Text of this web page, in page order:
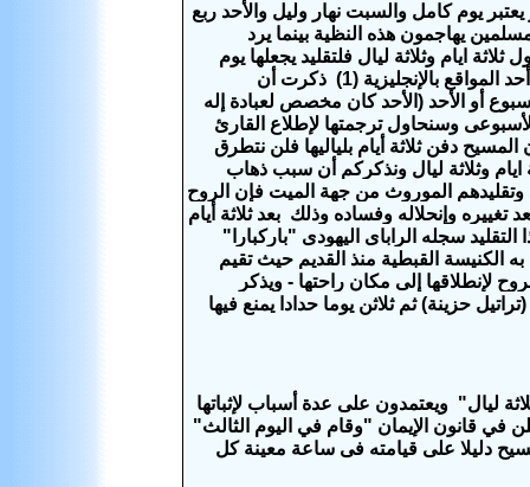
يوم كامل والسبت نهار وليل والأحد ربع
يهاجمون هذه النظية بينما يرد
ايام وثلاثة ليال فلتقليد يجعلها يوم
وليلتين فقط (ليلة الجمعة وليلة السبت) فكيف نوفق بين النظريتين وماذا نتبع؟ وفى أحد المواقع بالإنجليزية (1) ذكرت أن
أسبوع أو الأحد (الأحد كان مخصص لعبادة إله
الرب الأسبوعى وسنحاول ترجمتها لإطلاع القارئ
دفن ثلاثة أيام بلياليها فلن نتطرق
ايام وثلاثة ليال ونذكركم أن سبب ذهاب
الموروث من جهة الميت فإن الروح
وإنحلاله وفساده وذلك بعد ثلاثة أيام
سجله الراباى اليهودى "باركبارا"
القديم القديم تأخذ به الكنيسة القبطية منذ القديم حيث تقيم
لإنطلاقها إلى مكان راحتها - ويذكر
حزينة) ثم ثلاثن يوما حدادا يمنع فيها
ليال" ويعتمدون على عدة أسباب لإثباتها
بلسان يسوع عن ثلاثة أيام وثلاث ليال أى 72 ساعة (2) أننا نعلن في قانون الإيمان "وقام في اليوم الثالث"
دليلا على قيامته فى ساعة معينة كل